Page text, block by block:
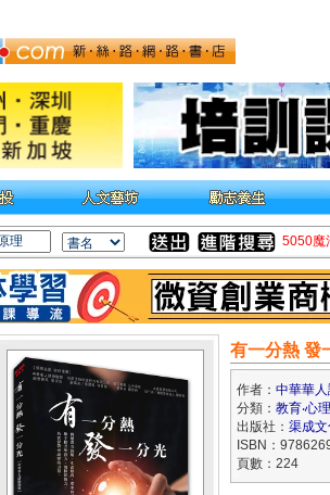
5050魔
有一分熱 發
作者： 中華華
分類： 教育‧心
出版社： 渠成
ISBN：
頁數：224